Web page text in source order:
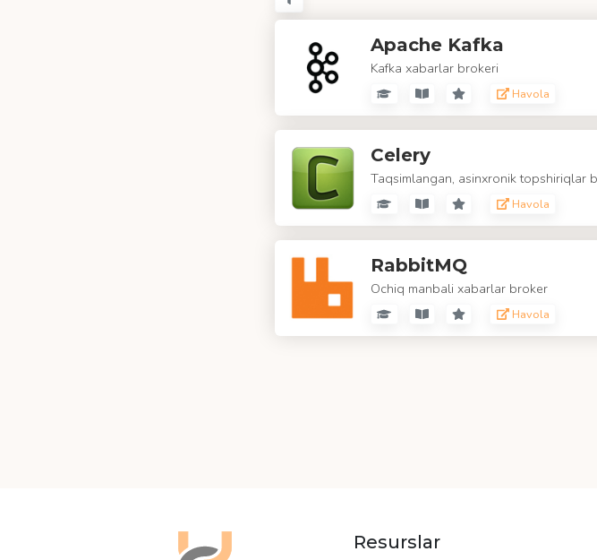
Apache Kafka
Kafka xabarlar brokeri
Havola
Celery
Taqsimlangan, asinxronik topshiriqlar
Havola
RabbitMQ
Ochiq manbali xabarlar broker
Havola
Resurslar